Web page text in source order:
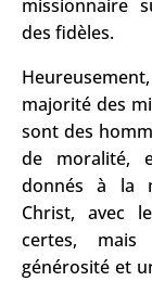
missionnaire
des fidèles.
majorité des
sont des
de moralité,
donnés à la
Christ, avec
certes,
générosité et